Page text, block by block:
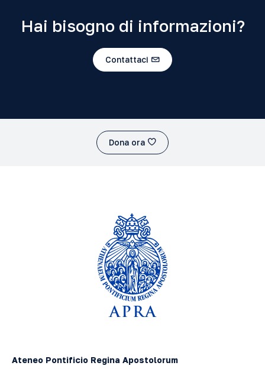
Hai bisogno di informazioni?
Contattaci
Dona ora
Ateneo Pontificio Regina Apostolorum